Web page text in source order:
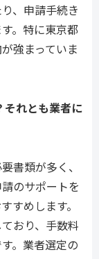
、申請手続き
。特に東京都
強まっていま
それとも業者に
書類が多く、
のサポートを
すめします。
おり、手数料
。業者選定の